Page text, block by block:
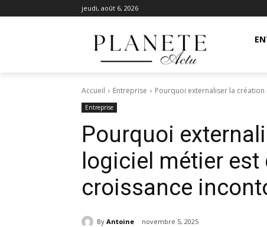
jeudi, août 6, 2026
Accueil Entreprise Pourquoi externaliser la
Entreprise
Pourquoi
logiciel métier
croissance
By Antoine novembre 5, 2025